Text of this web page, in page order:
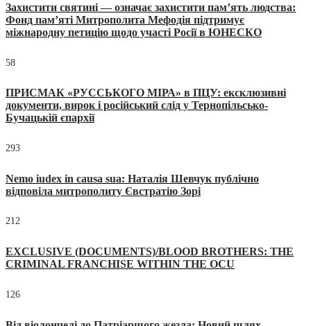
Захистити святині — означає захистити пам’ять людства:
Фонд пам’яті Митрополита Мефодія підтримує
міжнародну петицію щодо участі Росії в ЮНЕСКО
58
ПРИСМАК «РУССЬКОГО МІРА» в ПЦУ: ексклюзивні
документи, вирок і російський слід у Тернопільсько-
Бучацькій єпархії
293
Nemo iudex in causa sua: Наталія Шевчук публічно
відповіла митрополиту Євстратію Зорі
212
EXCLUSIVE (DOCUMENTS)/BLOOD BROTHERS: THE
CRIMINAL FRANCHISE WITHIN THE OCU
126